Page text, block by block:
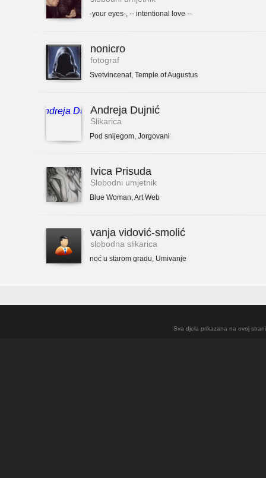
-your eyes-, -- intentional love --
nonicro
fotograf
Svetvincenat, Temple of Augustus
Andreja Dujnić
Slikarica
Pod snijegom, Jorgovani
Ivica Prisuda
Slobodni umjetnik
Blue Woman,Art Web
vanja vidović-smolić
slobodna slikarica
noć u starom gradu, Umivanje
Sva djela prikazana na ovoj